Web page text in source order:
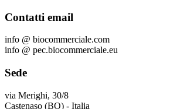
Contatti email
info @ biocommerciale.com
info @ pec.biocommerciale.eu
Sede
via Merighi, 30/8
Castenaso (BO) - Italia